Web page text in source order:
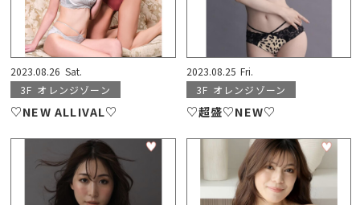
2023.08.26 Sat.
3F オレンジゾーン
♡NEW ALLIVAL♡
2023.08.25 Fri.
3F オレンジゾーン
♡超盛♡NEW♡